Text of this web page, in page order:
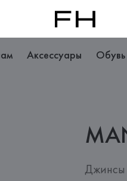
Аксессуары Обувь
Джинсы